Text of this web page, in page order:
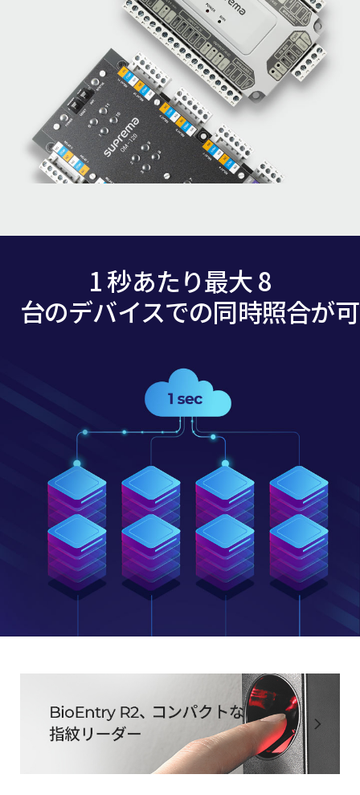
1 秒あたり最大 8
台のデバイスでの同時照合が